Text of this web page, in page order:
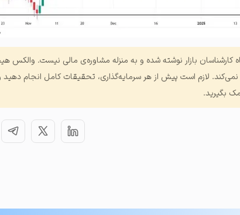
کارشناسان بازار نوشته شده و به منزله مشاوره‌ی مالی نیست. والکس
لازم است پیش از هر سرمایه‌گذاری، تحقیقات کامل انجام دهید
بگیرید.